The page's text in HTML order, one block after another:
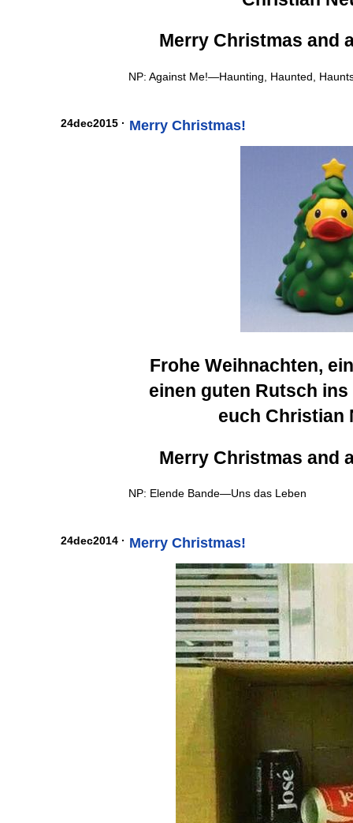
Merry Christmas and
NP: Against Me!—Haunting, Haunted,
24dec2015 · Merry Christmas!
Frohe Weihnachten,
einen guten Rutsch
euch Christian
Merry Christmas and
NP: Elende Bande—Uns das Leben
24dec2014 · Merry Christmas!